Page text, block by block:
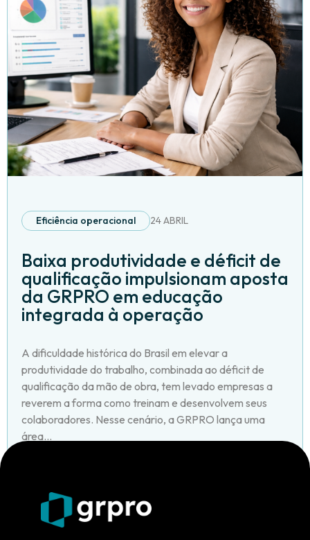
Eficiência operacional 24 ABRIL
Baixa produtividade e déficit de
qualificação impulsionam aposta
da GRPRO em educação
integrada à operação
A dificuldade histórica do Brasil em elevar a
produtividade do trabalho, combinada ao déficit de
qualificação da mão de obra, tem levado empresas a
reverem a forma como treinam e desenvolvem seus
colaboradores. Nesse cenário, a GRPRO lança uma
área...